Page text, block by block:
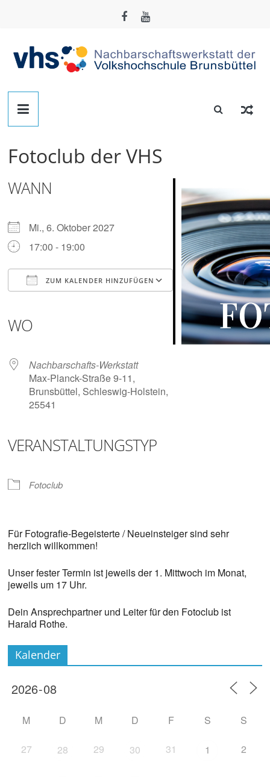
Nachbarschafts-
Werkstatt
Brunsbüttel
Der
zum
Basteln,
Tüfteln,
Digitalisieren
Fotoclub der VHS
WANN
Mi., 6. Oktober 2027
17:00 - 19:00
ZUM KALENDER HINZUFÜGEN
Outlook Live
WO
Nachbarschafts-Werkstatt
Max-Planck-Straße 9-11,
Brunsbüttel, Schleswig-Holstein,
25541
VERANSTALTUNGSTYP
Fotoclub
Für Fotografie-Begeisterte / Neueinsteiger sind sehr
herzlich willkommen!
Unser fester Termin ist jeweils der 1. Mittwoch im Monat,
jeweils um 17 Uhr.
Dein Ansprechpartner und Leiter für den Fotoclub ist
Harald Rothe.
Kalender
M D M D F S S
27 28 29 30 31 1 2